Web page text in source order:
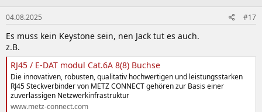
04.08.2025 #17
Es muss kein Keystone sein, nen Jack tut es auch.
z.B.
RJ45 / E-DAT modul Cat.6A 8(8) Buchse
Die innovativen, robusten, qualitativ hochwertigen und leistungsstarken
RJ45 Steckverbinder von METZ CONNECT gehören zur Basis einer
zuverlässigen Netzwerkinfrastruktur
www.metz-connect.com